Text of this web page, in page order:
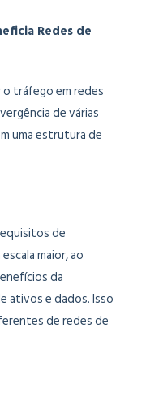
Redes de
o tráfego em redes
de várias
uma estrutura de
de
maior, ao
da
ativos e dados. Isso
de redes de